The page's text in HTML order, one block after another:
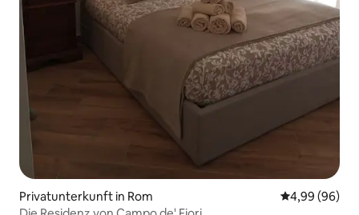
Privatunterkunft in Rom
4,99 (96)